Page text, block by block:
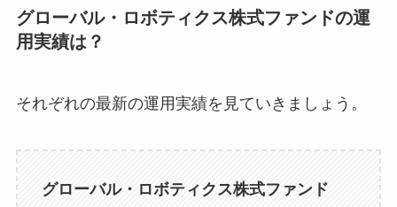
グローバル・ロボティクス株式ファンドの運
用実績は？
それぞれの最新の運用実績を見ていきましょう。
グローバル・ロボティクス株式ファンド